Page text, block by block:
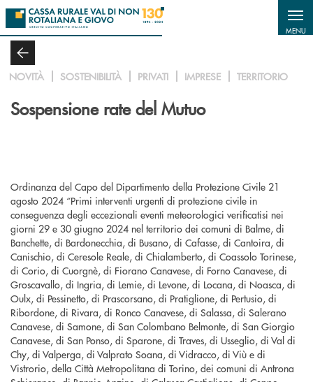
Salta al contenuto principale
MENU
NOVITÀ SOSTENIBILITÀ PRIVATI IMPRESE TERRITORIO
Sospensione rate del Mutuo
Ordinanza del Capo del Dipartimento della Protezione Civile 21
agosto 2024 “Primi interventi urgenti di protezione civile in
conseguenza degli eccezionali eventi meteorologici verificatisi nei
giorni 29 e 30 giugno 2024 nel territorio dei comuni di Balme, di
Banchette, di Bardonecchia, di Busano, di Cafasse, di Cantoira, di
Canischio, di Ceresole Reale, di Chialamberto, di Coassolo Torinese,
di Corio, di Cuorgnè, di Fiorano Canavese, di Forno Canavese, di
Groscavallo, di Ingria, di Lemie, di Levone, di Locana, di Noasca, di
Oulx, di Pessinetto, di Prascorsano, di Pratiglione, di Pertusio, di
Ribordone, di Rivara, di Ronco Canavese, di Salassa, di Salerano
Canavese, di Samone, di San Colombano Belmonte, di San Giorgio
Canavese, di San Ponso, di Sparone, di Traves, di Usseglio, di Val di
Chy, di Valperga, di Valprato Soana, di Vidracco, di Viù e di
Vistrorio, della Città Metropolitana di Torino, dei comuni di Antrona